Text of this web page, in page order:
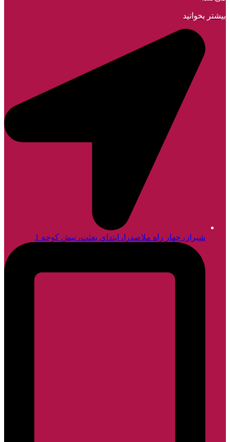
بیشتر بخوانید
شیراز، چهار راه ملاصدرا، ابتدای بعثت، نبش کوچه 1